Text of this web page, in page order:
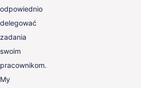
odpowiednio
delegować
zadania
swoim
pracownikom.
My